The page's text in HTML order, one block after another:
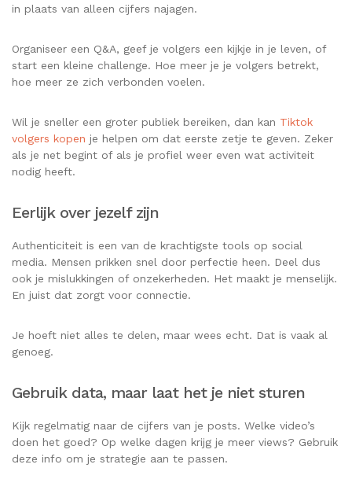
in plaats van alleen cijfers najagen.
Organiseer een Q&A, geef je volgers een kijkje in je leven, of
start een kleine challenge. Hoe meer je je volgers betrekt,
hoe meer ze zich verbonden voelen.
Wil je sneller een groter publiek bereiken, dan kan Tiktok
volgers kopen je helpen om dat eerste zetje te geven. Zeker
als je net begint of als je profiel weer even wat activiteit
nodig heeft.
Eerlijk over jezelf zijn
Authenticiteit is een van de krachtigste tools op social
media. Mensen prikken snel door perfectie heen. Deel dus
ook je mislukkingen of onzekerheden. Het maakt je menselijk.
En juist dat zorgt voor connectie.
Je hoeft niet alles te delen, maar wees echt. Dat is vaak al
genoeg.
Gebruik data, maar laat het je niet sturen
Kijk regelmatig naar de cijfers van je posts. Welke video’s
doen het goed? Op welke dagen krijg je meer views? Gebruik
deze info om je strategie aan te passen.